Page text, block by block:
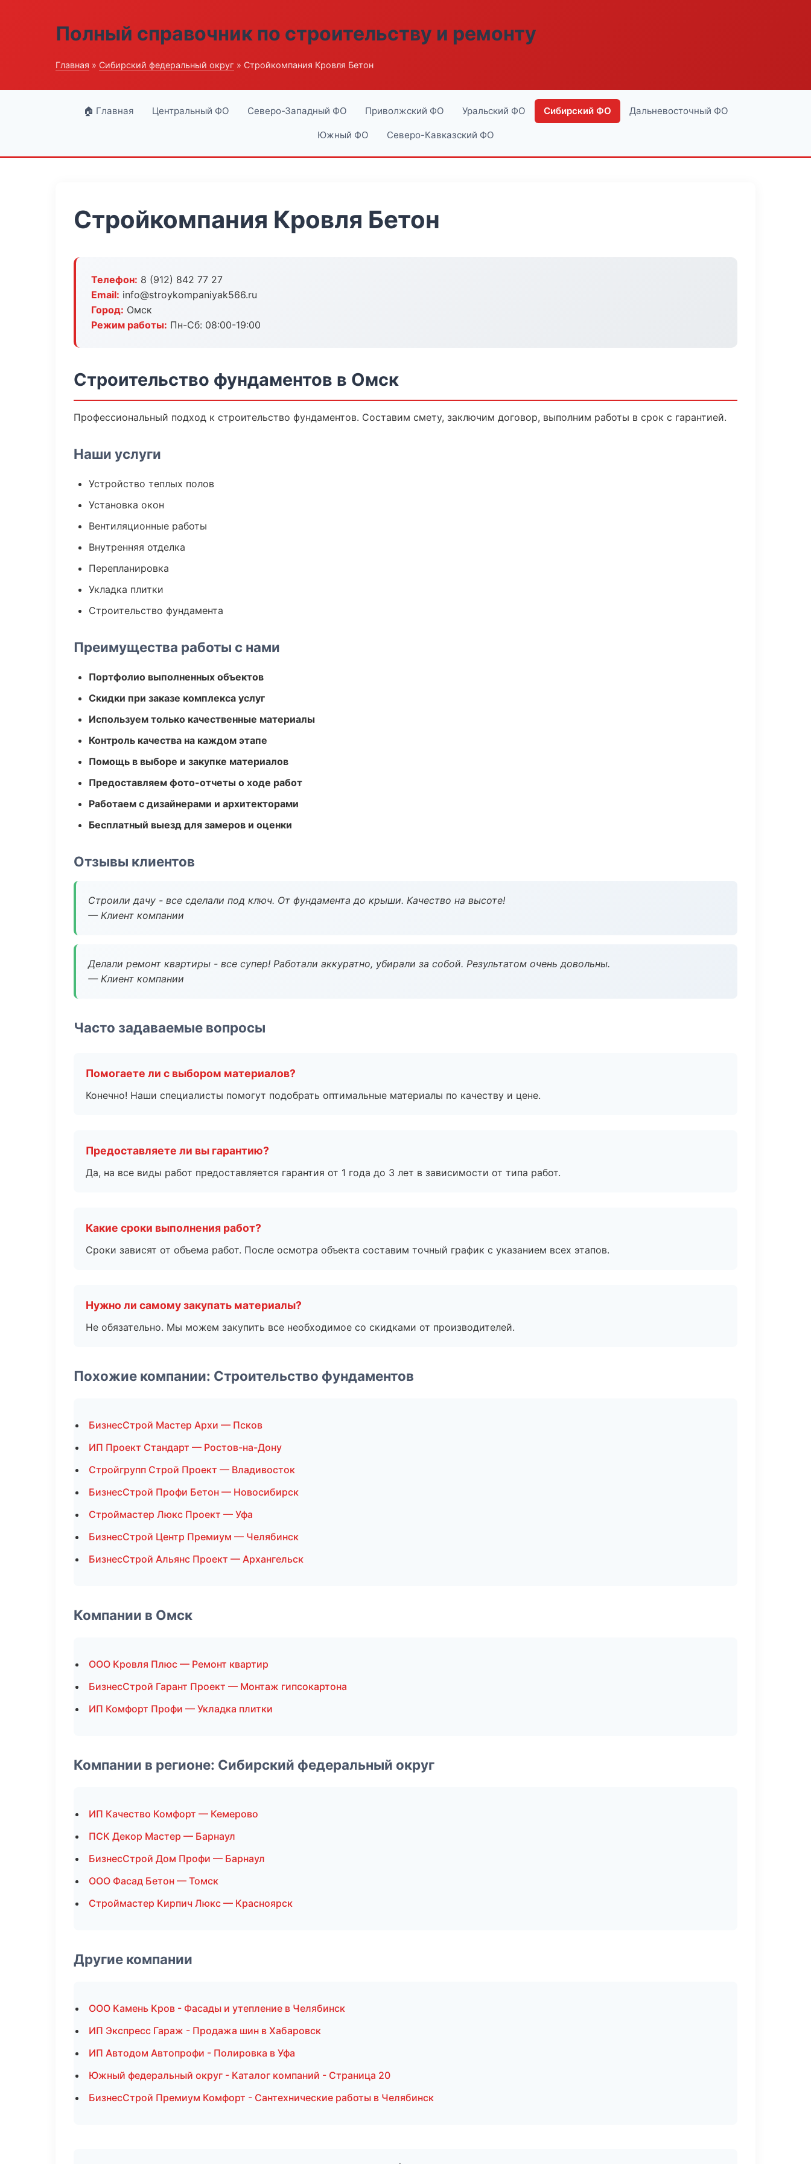
Полный справочник по строительству и ремонту
Главная » Сибирский федеральный округ » Стройкомпания Кровля Бетон
🏠 Главная Центральный ФО Северо-Западный ФО Приволжский ФО Уральский ФО Сибирский ФО Дальневосточный ФО
Южный ФО Северо-Кавказский ФО
Стройкомпания Кровля Бетон
Телефон: 8 (912) 842 77 27
Email: info@stroykompaniyak566.ru
Город: Омск
Режим работы: Пн-Сб: 08:00-19:00
Строительство фундаментов в Омск
Профессиональный подход к строительство фундаментов. Составим смету, заключим договор, выполним работы в срок с гарантией.
Наши услуги
Устройство теплых полов
Установка окон
Вентиляционные работы
Внутренняя отделка
Перепланировка
Укладка плитки
Строительство фундамента
Преимущества работы с нами
Портфолио выполненных объектов
Скидки при заказе комплекса услуг
Используем только качественные материалы
Контроль качества на каждом этапе
Помощь в выборе и закупке материалов
Предоставляем фото-отчеты о ходе работ
Работаем с дизайнерами и архитекторами
Бесплатный выезд для замеров и оценки
Отзывы клиентов
Строили дачу - все сделали под ключ. От фундамента до крыши. Качество на высоте!
— Клиент компании
Делали ремонт квартиры - все супер! Работали аккуратно, убирали за собой. Результатом очень довольны.
— Клиент компании
Часто задаваемые вопросы
Помогаете ли с выбором материалов?
Конечно! Наши специалисты помогут подобрать оптимальные материалы по качеству и цене.
Предоставляете ли вы гарантию?
Да, на все виды работ предоставляется гарантия от 1 года до 3 лет в зависимости от типа работ.
Какие сроки выполнения работ?
Сроки зависят от объема работ. После осмотра объекта составим точный график с указанием всех этапов.
Нужно ли самому закупать материалы?
Не обязательно. Мы можем закупить все необходимое со скидками от производителей.
Похожие компании: Строительство фундаментов
БизнесСтрой Мастер Архи — Псков
ИП Проект Стандарт — Ростов-на-Дону
Стройгрупп Строй Проект — Владивосток
БизнесСтрой Профи Бетон — Новосибирск
Строймастер Люкс Проект — Уфа
БизнесСтрой Центр Премиум — Челябинск
БизнесСтрой Альянс Проект — Архангельск
Компании в Омск
ООО Кровля Плюс — Ремонт квартир
БизнесСтрой Гарант Проект — Монтаж гипсокартона
ИП Комфорт Профи — Укладка плитки
Компании в регионе: Сибирский федеральный округ
ИП Качество Комфорт — Кемерово
ПСК Декор Мастер — Барнаул
БизнесСтрой Дом Профи — Барнаул
ООО Фасад Бетон — Томск
Строймастер Кирпич Люкс — Красноярск
Другие компании
ООО Камень Кров - Фасады и утепление в Челябинск
ИП Экспресс Гараж - Продажа шин в Хабаровск
ИП Автодом Автопрофи - Полировка в Уфа
Южный федеральный округ - Каталог компаний - Страница 20
БизнесСтрой Премиум Комфорт - Сантехнические работы в Челябинск